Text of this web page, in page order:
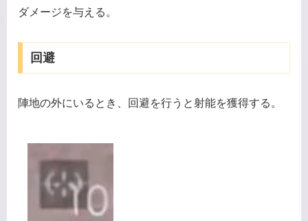
ダメージを与える。
回避
陣地の外にいるとき、回避を行うと射能を獲得する。